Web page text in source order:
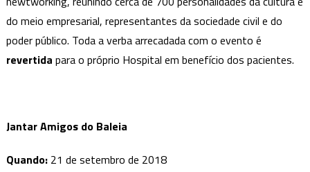
do meio empresarial, representantes da sociedade civil e do
poder público. Toda a verba arrecadada com o evento é
revertida para o próprio Hospital em benefício dos pacientes.
Jantar Amigos do Baleia
Quando:21 de setembro de 2018